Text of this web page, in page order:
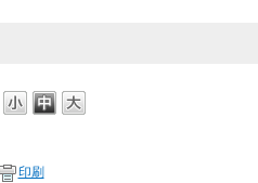
印刷